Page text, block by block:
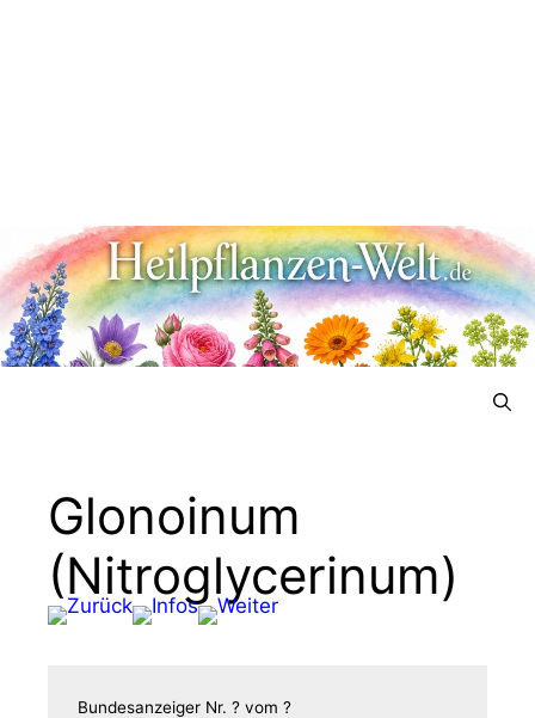
Glonoinum
(Nitroglycerinum)
Bun­des­an­zei­ger Nr. ? vom ?